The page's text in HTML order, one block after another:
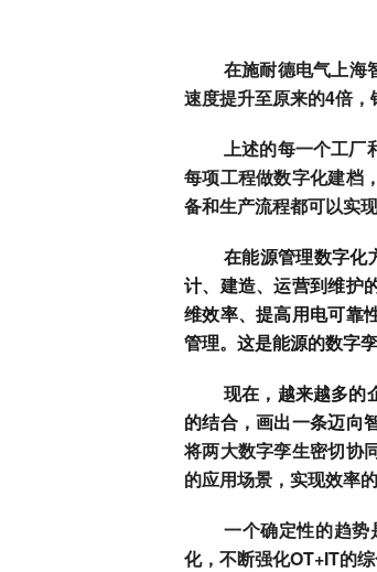
在施耐德电气上海
速度提升至原来的4倍，
上述的每一个工厂
每项工程做数字化建档
备和生产流程都可以实
在能源管理数字化
计、建造、运营到维护
维效率、提高用电可靠
管理。这是能源的数字孪
现在，越来越多的
的结合，画出一条迈向
将两大数字孪生密切协
的应用场景，实现效率的
一个确定性的趋
化，不断强化OT+IT的